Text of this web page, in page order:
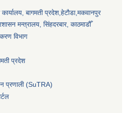
कार्यालय, बागमती प्रदेश,हेटाैडा,मकवानपुर
मन्त्रालय, सिंहदरबार, काठमाडौँ
विभाग
प्रदेश
प्रणाली (SuTRA)